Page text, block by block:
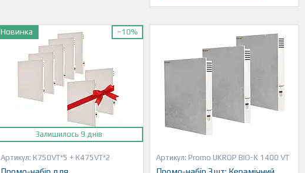
Новинка –10%
Залишилось 9 днів
К750VT*5 + К475VT*2 Promo UKROP BIO-K 1400 VT